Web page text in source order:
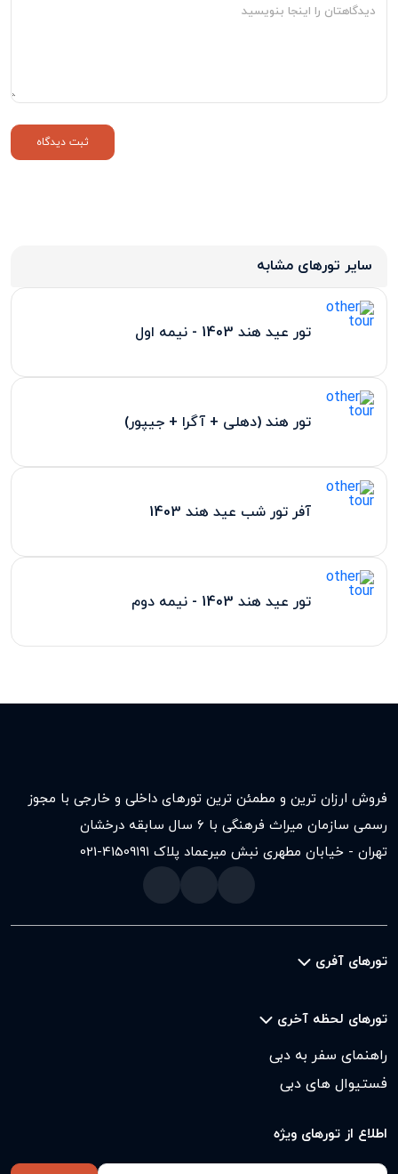
سایر تورهای مشابه
تور عید هند 1403 - نیمه اول
تور هند (دهلی + آگرا + جیپور)
آفر تور شب عید هند 1403
تور عید هند 1403 - نیمه دوم
فروش ارزان ترین و مطمئن ترین تورهای داخلی و خارجی با مجوز
رسمی سازمان میراث فرهنگی با ۶ سال سابقه درخشان
تهران - خیابان مطهری نبش میرعماد پلاک ۱۹۱
021-41509
تورهای آفری
تورهای لحظه آخری
راهنمای سفر به دبی
فستیوال های دبی
اطلاع از تورهای ویژه